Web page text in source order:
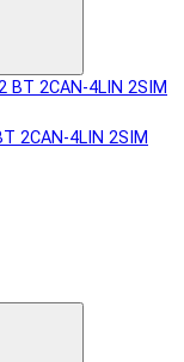
2CAN-4LIN 2SIM